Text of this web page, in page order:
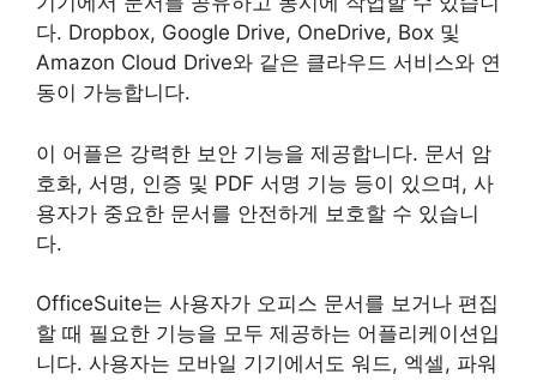
다. Dropbox, Google Drive, OneDrive, Box 및
Amazon Cloud Drive와 같은 클라우드 서비스와 연
동이 가능합니다.
이 어플은 강력한 보안 기능을 제공합니다. 문서 암
호화, 서명, 인증 및 PDF 서명 기능 등이 있으며, 사
용자가 중요한 문서를 안전하게 보호할 수 있습니
다.
OfficeSuite는 사용자가 오피스 문서를 보거나 편집
할 때 필요한 기능을 모두 제공하는 어플리케이션입
니다. 사용자는 모바일 기기에서도 워드, 엑셀, 파워